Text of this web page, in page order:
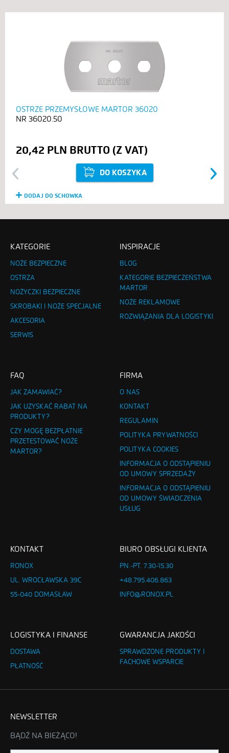
Previous
OSTRZE PRZEMYSŁOWE MARTOR 36020
36020.50
20,42 PLN
DO KOSZYKA
DODAJ DO SCHOWKA
Next
KATEGORIE
NOŻE BEZPIECZNE
OSTRZA
NOŻYCZKI BEZPIECZNE
SKROBAKI I NOŻE SPECJALNE
AKCESORIA
SERWIS
INSPIRACJE
BLOG
KATEGORIE BEZPIECZEŃSTWA
MARTOR
NOŻE REKLAMOWE
ROZWIĄZANIA DLA LOGISTYKI
FAQ
JAK ZAMAWIAĆ?
JAK UZYSKAĆ RABAT NA
PRODUKTY?
CZY MOGĘ BEZPŁATNIE
PRZETESTOWAĆ NOŻE
MARTOR?
FIRMA
O NAS
KONTAKT
REGULAMIN
POLITYKA PRYWATNOŚCI
POLITYKA COOKIES
INFORMACJA O ODSTĄPIENIU
OD UMOWY SPRZEDAŻY
INFORMACJA O ODSTĄPIENIU
OD UMOWY ŚWIADCZENIA
USŁUG
KONTAKT
RONOX
UL. WROCŁAWSKA 39C
55-040 DOMASŁAW
BIURO OBSŁUGI KLIENTA
PN.-PT. 7.30-15.30
+48.795.406.863
INFO@RONOX.PL
LOGISTYKA I FINANSE
DOSTAWA
PŁATNOŚĆ
GWARANCJA JAKOŚCI
SPRAWDZONE PRODUKTY I
FACHOWE WSPARCIE
NEWSLETTER
BĄDŹ NA BIEŻĄCO!